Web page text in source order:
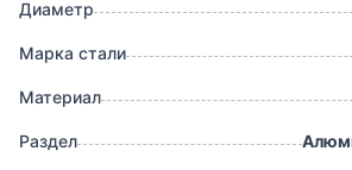
Диаметр
Марка стали
Материал
Раздел